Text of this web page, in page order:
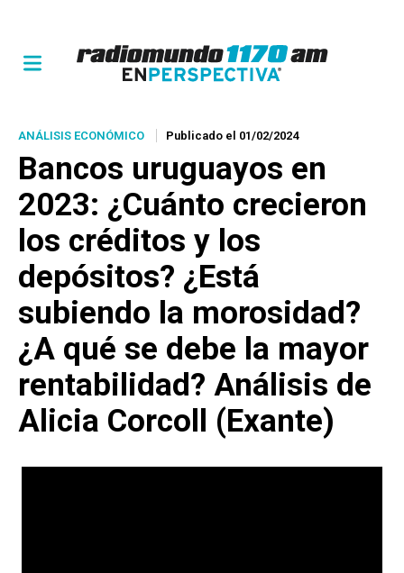
ANÁLISIS ECONÓMICO Publicado el 01/02/2024
Bancos uruguayos en
2023: ¿Cuánto crecieron
los créditos y los
depósitos? ¿Está
subiendo la morosidad?
¿A qué se debe la mayor
rentabilidad? Análisis de
Alicia Corcoll (Exante)